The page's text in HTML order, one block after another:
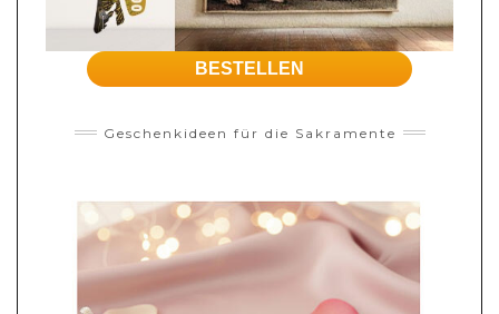
BESTELLEN
Geschenkideen für die Sakramente